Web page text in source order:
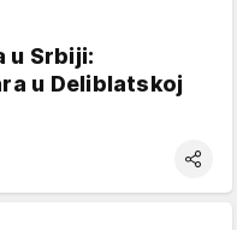
u Srbiji:
u Deliblatskoj